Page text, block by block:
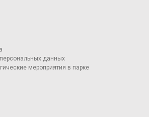
данных
мероприятия в парке